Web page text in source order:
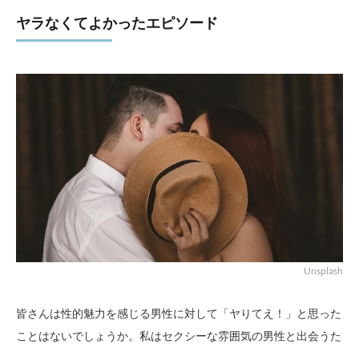
ヤラなくてよかったエピソード
Unsplash
皆さんは性的魅力を感じる男性に対して「ヤりてえ！」と思った
ことはないでしょうか。私はセクシーな雰囲気の男性と出会うた